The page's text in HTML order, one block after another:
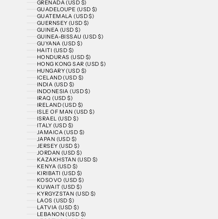
GRENADA (USD $)
GUADELOUPE (USD $)
GUATEMALA (USD $)
GUERNSEY (USD $)
GUINEA (USD $)
GUINEA-BISSAU (USD $)
GUYANA (USD $)
HAITI (USD $)
HONDURAS (USD $)
HONG KONG SAR (USD $)
HUNGARY (USD $)
ICELAND (USD $)
INDIA (USD $)
INDONESIA (USD $)
IRAQ (USD $)
IRELAND (USD $)
ISLE OF MAN (USD $)
ISRAEL (USD $)
ITALY (USD $)
JAMAICA (USD $)
JAPAN (USD $)
JERSEY (USD $)
JORDAN (USD $)
KAZAKHSTAN (USD $)
KENYA (USD $)
KIRIBATI (USD $)
KOSOVO (USD $)
KUWAIT (USD $)
KYRGYZSTAN (USD $)
LAOS (USD $)
LATVIA (USD $)
LEBANON (USD $)